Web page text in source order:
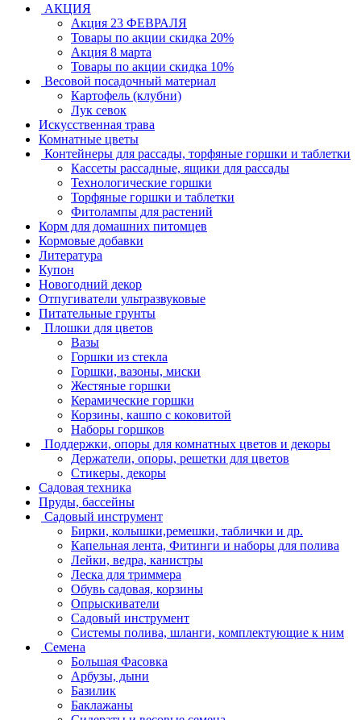
АКЦИЯ
Акция 23 ФЕВРАЛЯ
Товары по акции скидка 20%
Акция 8 марта
Товары по акции скидка 10%
Весовой посадочный материал
Картофель (клубни)
Лук севок
Искусственная трава
Комнатные цветы
Контейнеры для рассады, торфяные горшки и таблетки
Кассеты рассадные, ящики для рассады
Технологические горшки
Торфяные горшки и таблетки
Фитолампы для растений
Корм для домашних питомцев
Кормовые добавки
Литература
Купон
Новогодний декор
Отпугиватели ультразвуковые
Питательные грунты
Плошки для цветов
Вазы
Горшки из стекла
Горшки, вазоны, миски
Жестяные горшки
Керамические горшки
Корзины, кашпо с коковитой
Наборы горшков
Поддержки, опоры для комнатных цветов и декоры
Держатели, опоры, решетки для цветов
Стикеры, декоры
Садовая техника
Пруды, бассейны
Садовый инструмент
Бирки, колышки,ремешки, таблички и др.
Капельная лента, Фитинги и наборы для полива
Лейки, ведра, канистры
Леска для триммера
Обувь садовая, корзины
Опрыскиватели
Садовый инструмент
Системы полива, шланги, комплектующие к ним
Семена
Большая Фасовка
Арбузы, дыни
Базилик
Баклажаны